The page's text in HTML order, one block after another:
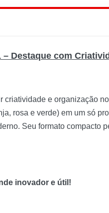
– Destaque com
e organização
rosa e verde) em um só
Seu formato compacto
inovador e útil!